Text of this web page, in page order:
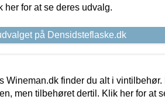
her for at se deres udvalg.
på Densidsteflaske.dk
Wineman.dk finder du alt i
men tilbehøret dertil. Klik her for at